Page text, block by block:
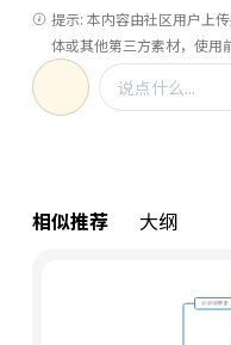
提示: 本内容由社区用户上
体或其他第三方素材，使用
相似推荐 大纲